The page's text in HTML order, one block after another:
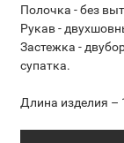
Полочка - без
Рукав -
Застежка -
супатка.
Длина изделия –